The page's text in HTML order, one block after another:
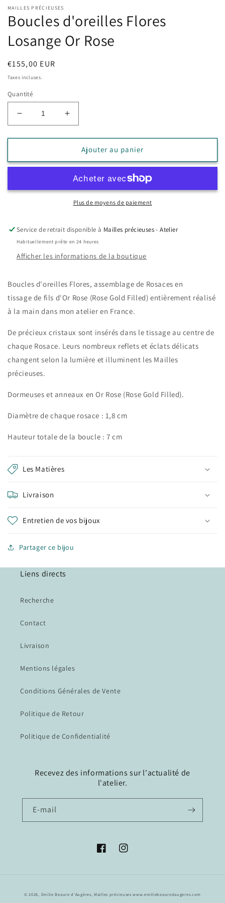
MAILLES PRÉCIEUSES
Boucles d'oreilles Flores
Losange Or Rose
Prix
habituel
€155,00 EUR
Taxes incluses.
Quantité
Réduire
la
quantité
Boucles
Losange
Augmenter
la
quantité
Boucles
Flores
Losange
Or
Ajouter au panier
Plus de moyens de paiement
Service de retrait disponible à Mailles précieuses - Atelier
Habituellement prête en 24 heures
Afficher les informations de la boutique
Boucles d'oreilles Flores, assemblage de Rosaces en
tissage de fils d'Or Rose (RoseGold Filled) entièrement réalisé
à la main dans mon atelier en France.
De précieux cristaux sont insérés dans le tissage au centre de
chaque Rosace. Leurs nombreux reflets et éclats délicats
changent selon la lumière et illuminent les Mailles
précieuses.
Dormeuses et anneaux enOr Rose (Rose Gold Filled).
Diamètre de chaque rosace : 1,8 cm
Hauteur totale de la boucle : 7 cm
Les Matières
Livraison
Entretien de vos bijoux
Partager ce bijou
Liens directs
Recherche
Contact
Livraison
Mentions légales
Conditions Générales de Vente
Politique de Retour
Politique de Confidentialité
Recevez des informations sur l'actualité de
l'atelier.
E-mail
FacebookInstagram
© 2026, Emilie Beaure d'Augères, Mailles précieuses www.emiliebeauredaugeres.com